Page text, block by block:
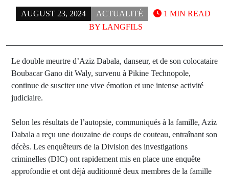
AUGUST 23, 2024
ACTUALITÉ
BY LANGFILS
1 MIN READ
Le double meurtre d’Aziz Dabala, danseur, et de son colocataire
Boubacar Gano dit Waly, survenu à Pikine Technopole,
continue de susciter une vive émotion et une intense activité
judiciaire.
Selon les résultats de l’autopsie, communiqués à la famille, Aziz
Dabala a reçu une douzaine de coups de couteau, entraînant son
décès. Les enquêteurs de la Division des investigations
criminelles (DIC) ont rapidement mis en place une enquête
approfondie et ont déjà auditionné deux membres de la famille